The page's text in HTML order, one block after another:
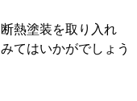
熱塗装を取り入れ
てはいかがでしょう